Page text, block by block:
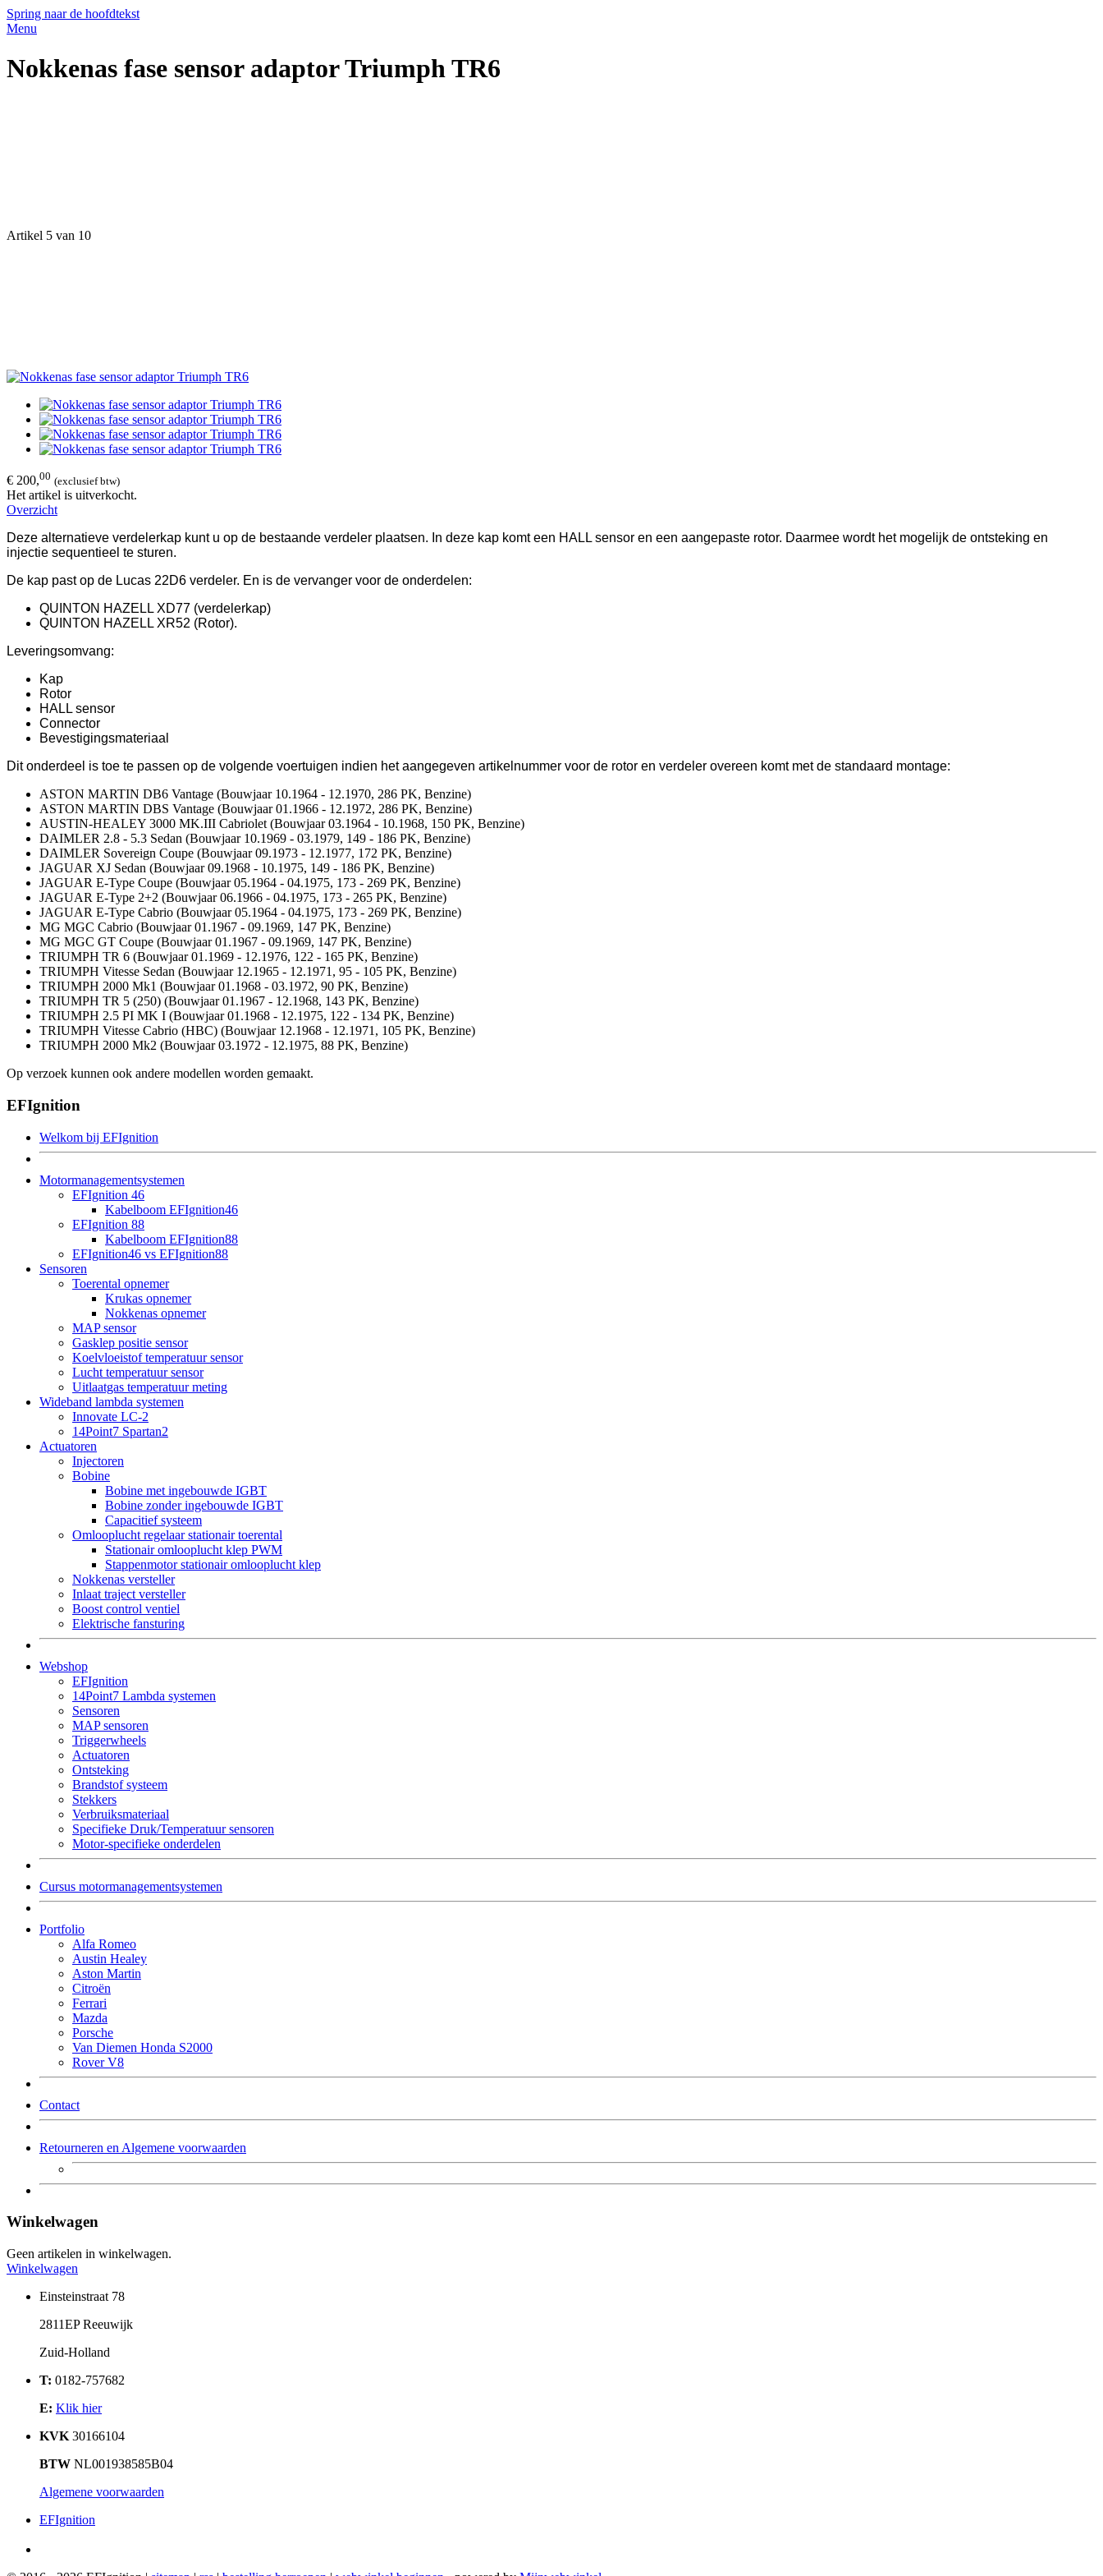
Spring naar de hoofdtekst
Menu
Nokkenas fase sensor adaptor Triumph TR6
Artikel 5 van 10
€ 200,00 (exclusief btw)
Het artikel is uitverkocht.
Overzicht
Deze alternatieve verdelerkap kunt u op de bestaande verdeler plaatsen. In deze kap komt een HALL sensor en een aangepaste rotor. Daarmee wordt het mogelijk de ontsteking en
injectie sequentieel te sturen.
De kap past op de Lucas 22D6 verdeler. En is de vervanger voor de onderdelen:
QUINTON HAZELL XD77 (verdelerkap)
QUINTON HAZELL XR52 (Rotor).
Leveringsomvang:
Kap
Rotor
HALL sensor
Connector
Bevestigingsmateriaal
Dit onderdeel is toe te passen op de volgende voertuigen indien het aangegeven artikelnummer voor de rotor en verdeler overeen komt met de standaard montage:
ASTON MARTIN DB6 Vantage (Bouwjaar 10.1964 - 12.1970, 286 PK, Benzine)
ASTON MARTIN DBS Vantage (Bouwjaar 01.1966 - 12.1972, 286 PK, Benzine)
AUSTIN-HEALEY 3000 MK.III Cabriolet (Bouwjaar 03.1964 - 10.1968, 150 PK, Benzine)
DAIMLER 2.8 - 5.3 Sedan (Bouwjaar 10.1969 - 03.1979, 149 - 186 PK, Benzine)
DAIMLER Sovereign Coupe (Bouwjaar 09.1973 - 12.1977, 172 PK, Benzine)
JAGUAR XJ Sedan (Bouwjaar 09.1968 - 10.1975, 149 - 186 PK, Benzine)
JAGUAR E-Type Coupe (Bouwjaar 05.1964 - 04.1975, 173 - 269 PK, Benzine)
JAGUAR E-Type 2+2 (Bouwjaar 06.1966 - 04.1975, 173 - 265 PK, Benzine)
JAGUAR E-Type Cabrio (Bouwjaar 05.1964 - 04.1975, 173 - 269 PK, Benzine)
MG MGC Cabrio (Bouwjaar 01.1967 - 09.1969, 147 PK, Benzine)
MG MGC GT Coupe (Bouwjaar 01.1967 - 09.1969, 147 PK, Benzine)
TRIUMPH TR 6 (Bouwjaar 01.1969 - 12.1976, 122 - 165 PK, Benzine)
TRIUMPH Vitesse Sedan (Bouwjaar 12.1965 - 12.1971, 95 - 105 PK, Benzine)
TRIUMPH 2000 Mk1 (Bouwjaar 01.1968 - 03.1972, 90 PK, Benzine)
TRIUMPH TR 5 (250) (Bouwjaar 01.1967 - 12.1968, 143 PK, Benzine)
TRIUMPH 2.5 PI MK I (Bouwjaar 01.1968 - 12.1975, 122 - 134 PK, Benzine)
TRIUMPH Vitesse Cabrio (HBC) (Bouwjaar 12.1968 - 12.1971, 105 PK, Benzine)
TRIUMPH 2000 Mk2 (Bouwjaar 03.1972 - 12.1975, 88 PK, Benzine)
Op verzoek kunnen ook andere modellen worden gemaakt.
EFIgnition
Welkom bij EFIgnition
Motormanagementsystemen
EFIgnition 46
Kabelboom EFIgnition46
EFIgnition 88
Kabelboom EFIgnition88
EFIgnition46 vs EFIgnition88
Sensoren
Toerental opnemer
Krukas opnemer
Nokkenas opnemer
MAP sensor
Gasklep positie sensor
Koelvloeistof temperatuur sensor
Lucht temperatuur sensor
Uitlaatgas temperatuur meting
Wideband lambda systemen
Innovate LC-2
14Point7 Spartan2
Actuatoren
Injectoren
Bobine
Bobine met ingebouwde IGBT
Bobine zonder ingebouwde IGBT
Capacitief systeem
Omlooplucht regelaar stationair toerental
Stationair omlooplucht klep PWM
Stappenmotor stationair omlooplucht klep
Nokkenas versteller
Inlaat traject versteller
Boost control ventiel
Elektrische fansturing
Webshop
EFIgnition
14Point7 Lambda systemen
Sensoren
MAP sensoren
Triggerwheels
Actuatoren
Ontsteking
Brandstof systeem
Stekkers
Verbruiksmateriaal
Specifieke Druk/Temperatuur sensoren
Motor-specifieke onderdelen
Cursus motormanagementsystemen
Portfolio
Alfa Romeo
Austin Healey
Aston Martin
Citroën
Ferrari
Mazda
Porsche
Van Diemen Honda S2000
Rover V8
Contact
Retourneren en Algemene voorwaarden
Winkelwagen
Geen artikelen in winkelwagen.
Winkelwagen
Einsteinstraat 78
2811EP Reeuwijk
Zuid-Holland
T: 0182-757682
E: Klik hier
KVK 30166104
BTW NL001938585B04
Algemene voorwaarden
EFIgnition